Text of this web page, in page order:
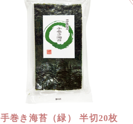
手巻き海苔（緑） 半切20枚